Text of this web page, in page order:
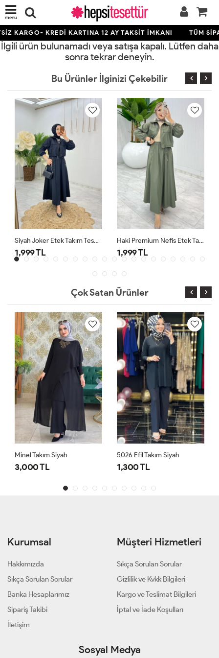
menü
KARGO- KREDİ KARTINA 12 AY TAKSİT İMKANI TÜM
İlgili ürün bulunamadı veya satışa kapalı. Lütfen daha
sonra tekrar deneyin.
Bu Ürünler İlginizi Çekebilir
Siyah Joker Etek Takım Tesettür Giyim
1,999 TL
Haki Premium Nefis Etek Takım
1,999 TL
Çok Satan Ürünler
Minel Takım Siyah
3,000 TL
5026 Efil Takım Siyah
1,300 TL
Kurumsal
Hakkımızda
Sıkça Sorulan Sorular
Banka Hesaplarımız
Sipariş Takibi
İletişim
Müşteri Hizmetleri
Sıkça Sorulan Sorular
Gizlilik ve Kvkk Bilgileri
Kargo ve Teslimat Bilgileri
İptal ve İade Koşulları
Sosyal Medya